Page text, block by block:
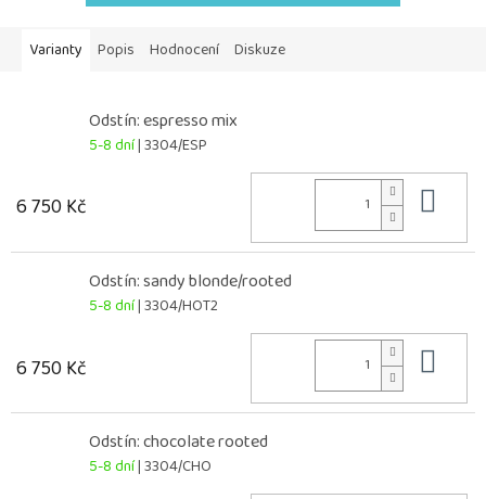
Varianty Popis Hodnocení Diskuze
Odstín: espresso mix
5-8 dní| 3304/ESP
6 750 Kč
Odstín: sandy blonde/rooted
5-8 dní| 3304/HOT2
6 750 Kč
Odstín: chocolate rooted
5-8 dní| 3304/CHO